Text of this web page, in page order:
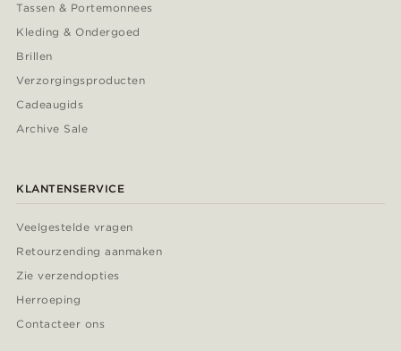
Tassen & Portemonnees
Kleding & Ondergoed
Brillen
Verzorgingsproducten
Cadeaugids
Archive Sale
KLANTENSERVICE
Veelgestelde vragen
Retourzending aanmaken
Zie verzendopties
Herroeping
Contacteer ons